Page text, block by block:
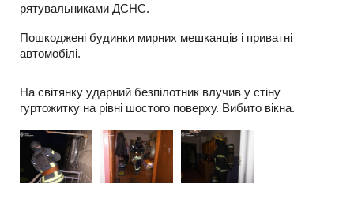
рятувальниками ДСНС.
Пошкоджені будинки мирних мешканців і приватні
автомобілі.
На світянку ударний безпілотник влучив у стіну
гуртожитку на рівні шостого поверху. Вибито вікна.